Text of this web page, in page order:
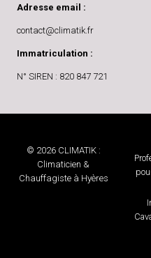
Adresse email :
contact@climatik.fr
Immatriculation :
N° SIREN : 820 847 721
© 2026 CLIMATIK :
Climaticien &
Chauffagiste à Hyères